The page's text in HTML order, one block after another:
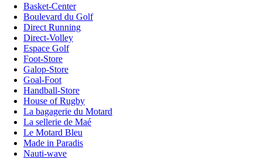
Basket-Center
Boulevard du Golf
Direct Running
Direct-Volley
Espace Golf
Foot-Store
Galop-Store
Goal-Foot
Handball-Store
House of Rugby
La bagagerie du Motard
La sellerie de Maé
Le Motard Bleu
Made in Paradis
Nauti-wave